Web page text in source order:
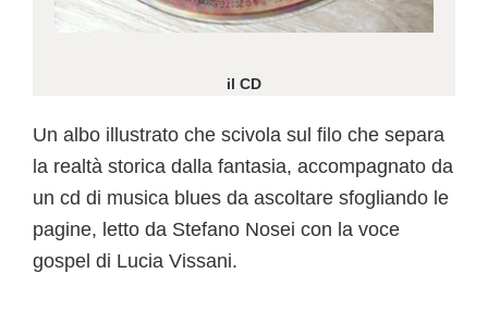
il CD
Un albo illustrato che scivola sul filo che separa
la realtà storica dalla fantasia, accompagnato da
un cd di musica blues da ascoltare sfogliando le
pagine, letto da Stefano Nosei con la voce
gospel di Lucia Vissani.